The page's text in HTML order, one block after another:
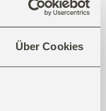
Über Cookies
Druckguss